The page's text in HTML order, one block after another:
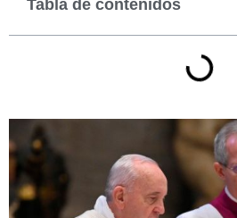
Tabla de contenidos